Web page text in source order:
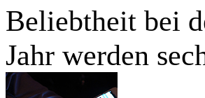
Beliebtheit bei
Jahr werden